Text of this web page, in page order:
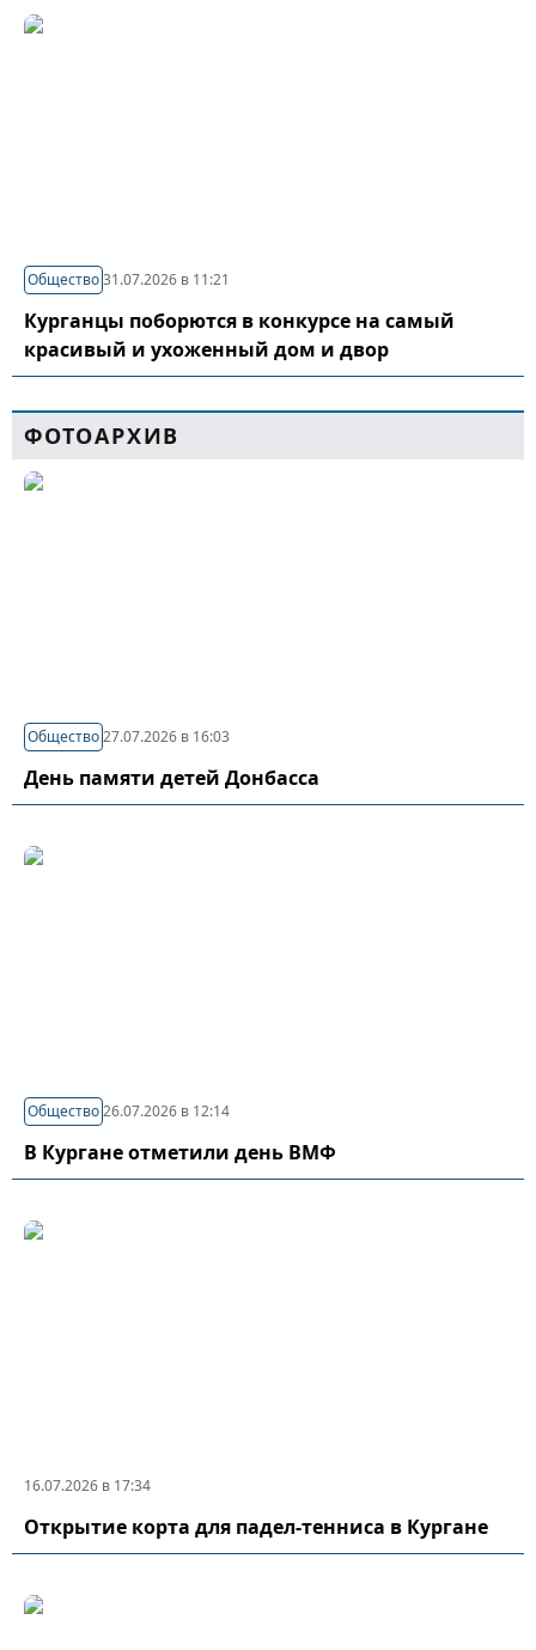
Общество31.07.2026 в 11:21
Курганцы поборются в конкурсе на самый
красивый и ухоженный дом и двор
ФОТОАРХИВ
Общество27.07.2026 в 16:03
День памяти детей Донбасса
Общество26.07.2026 в 12:14
В Кургане отметили день ВМФ
16.07.2026 в 17:34
Открытие корта для падел-тенниса в Кургане